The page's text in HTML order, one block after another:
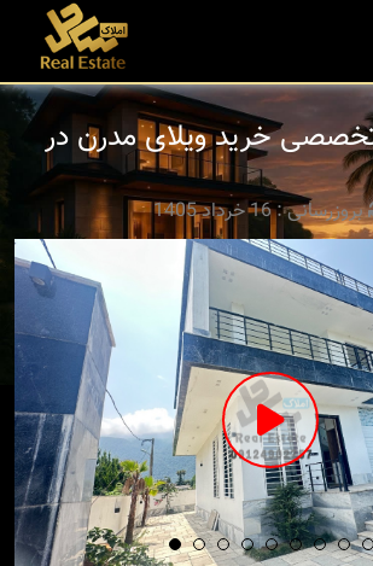
خرید ویلای مدرن در
بروزرسانی : 16 خرداد 1405